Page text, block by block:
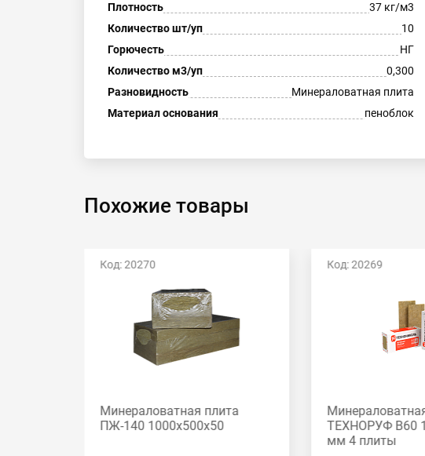
Плотность 37 кг/м3
Количество шт/уп
10
Горючесть
НГ
Количество м3/уп
0,300
Разновидность
Минераловатная плита
Материал основания
пеноблок
Похожие товары
Код: 20270
Минераловатная плита
ПЖ-140 1000х500х50
Код: 20269
ТЕХНОРУФ В60
мм 4 плиты